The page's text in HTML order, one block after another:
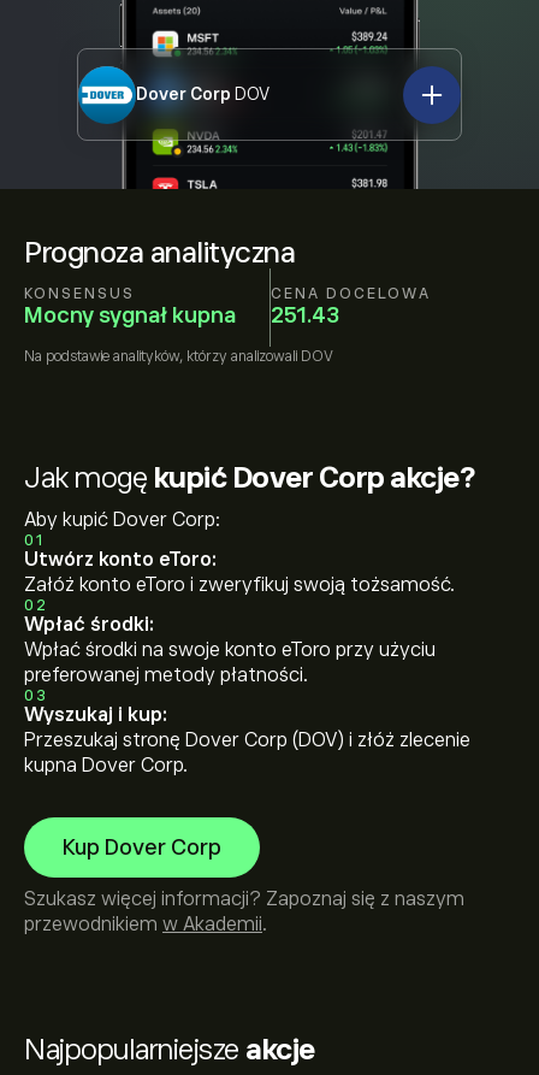
Prognoza analityczna
KONSENSUS
Mocny sygnał kupna
CENA DOCELOWA
251.43
Na podstawie analityków, którzy analizowali DOV
Dover Corp DOV
Najpopularniejsze akcje
Jak mogę kupić Dover Corp akcje?
Aby kupić Dover Corp:
01
Utwórz konto eToro:
Załóż konto eToro i zweryfikuj swoją tożsamość.
02
Wpłać środki:
Wpłać środki na swoje konto eToro przy użyciu
preferowanej metody płatności.
03
Wyszukaj i kup:
Przeszukaj stronę Dover Corp (DOV) i złóż zlecenie
kupna Dover Corp.
Kup Dover Corp
Szukasz więcej informacji? Zapoznaj się z naszym
przewodnikiem w Akademii.